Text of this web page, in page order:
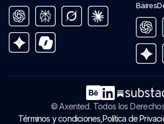
© Axented. Todos los
Términos y condiciones, Política de